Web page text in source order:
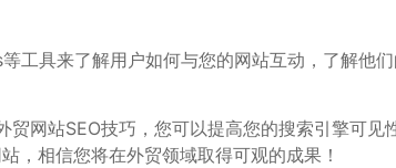
具来了解用户如何与您的网站互动，了解他
网站SEO技巧，您可以提高您的搜索引擎可
，相信您将在外贸领域取得可观的成果！